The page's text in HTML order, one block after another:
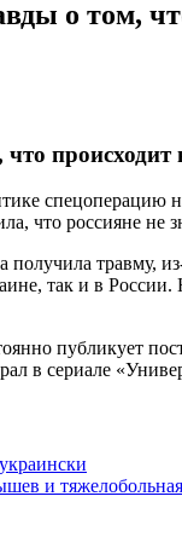
о том,
происходит
что россияне
травму,
так и в
публикует
в сериале
и